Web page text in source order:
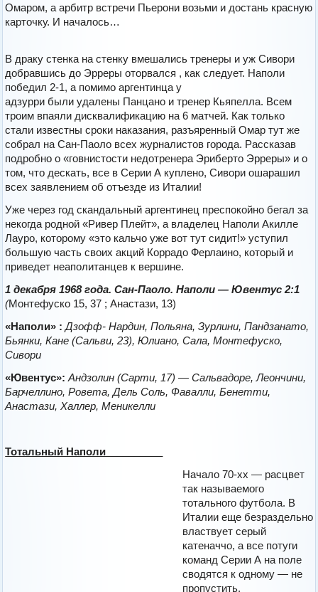
Омаром, а арбитр встречи Пьерони возьми и достань красную
карточку. И началось…
В драку стенка на стенку вмешались тренеры и уж Сивори
добравшись до Эрреры оторвался , как следует. Наполи
победил 2-1, а помимо аргентинца у
адзурри были удалены Панцано и тренер Кьяпелла. Всем
троим впаяли дисквалификацию на 6 матчей. Как только
стали известны сроки наказания, разъяренный Омар тут же
собрал на Сан-Паоло всех журналистов города. Рассказав
подробно о «говнистости недотренера Эриберто Эрреры» и о
том, что дескать, все в Серии А куплено, Сивори ошарашил
всех заявлением об отъезде из Италии!
Уже через год скандальный аргентинец преспокойно бегал за
некогда родной «Ривер Плейт», а владелец Наполи Акилле
Лауро, которому «это кальчо уже вот тут сидит!» уступил
большую часть своих акций Коррадо Ферлаино, который и
приведет неаполитанцев к вершине.
1 декабря 1968 года. Сан-Паоло. Наполи — Ювентус 2:1
(Монтефуско 15, 37 ; Анастази, 13)
«Наполи» :Дзофф- Нардин, Польяна, Зурлини, Пандзанато,
Бьянки, Кане (Сальви, 23), Юлиано, Сала, Монтефуско,
Сивори
«Ювентус»:Андзолин (Сарти, 17) — Сальвадоре, Леончини,
Барчеллино, Ровета, Дель Соль, Фавалли, Бенетти,
Анастази, Халлер, Меникелли
Тотальный Наполи _________
Начало 70-хх — расцвет
так называемого
тотального футбола. В
Италии еще безраздельно
властвует серый
катеначчо, а все потуги
команд Серии А на поле
сводятся к одному — не
пропустить.